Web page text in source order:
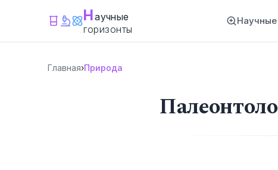
Научные
горизонты
Главная›Природа